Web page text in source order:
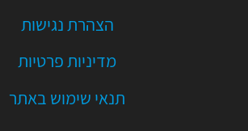
הצהרת נגישות
מדיניות פרטיות
תנאי שימוש באתר